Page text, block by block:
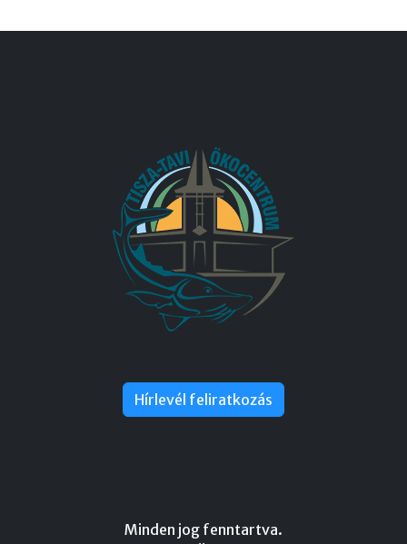
Hírlevél feliratkozás
Minden jog fenntartva.